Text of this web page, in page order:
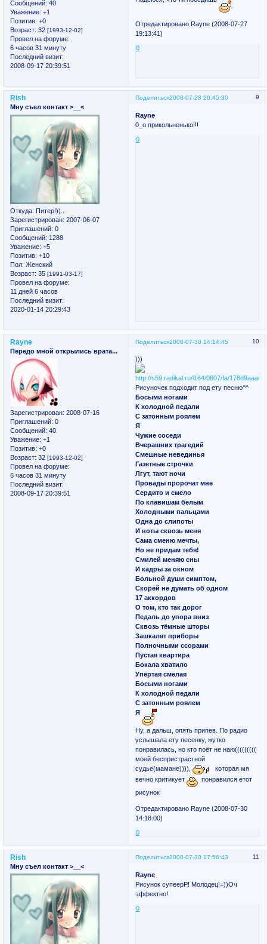
Сообщений: 40
Уважение: +1
Позитив: +0
Возраст: 32 [1993-12-02]
Провел на форуме:
6 часов 31 минуту
Последний визит:
2008-09-17 20:39:51
Отредактировано Rayne (2008-07-27
19:13:41)
0
Поделиться 9
2008-07-28 20:45:30
Rish
Мну съел контакт >__<
Откуда: Питер!))..
Зарегистрирован: 2007-06-07
Приглашений: 0
Сообщений: 1288
Уважение: +5
Позитив: +10
Пол: Женский
Возраст: 35 [1991-03-17]
Провел на форуме:
11 дней 6 часов
Последний визит:
2020-01-14 20:29:43
Rayne
0_о прикольненько!!!
0
Поделиться 10
2008-07-30 14:14:45
Rayne
Передо мной открылись врата...
Зарегистрирован: 2008-07-16
Приглашений: 0
Сообщений: 40
Уважение: +1
Позитив: +0
Возраст: 32 [1993-12-02]
Провел на форуме:
6 часов 31 минуту
Последний визит:
2008-09-17 20:39:51
)))
Рисуночек подходит под ету песню^^
Босыми ногами
К холодной педали
С затонным роялем
Я
Чужие соседи
Вчерашних трагедий
Смешные невединья
Газетные строчки
Лгут, тают ночи
Провады пророчат мне
Сердито и смело
По клавишам белым
Холодными пальцами
Одна до слипоты
И ноты сквозь меня
Сама сменю мечты,
Но не придам тебя!
Смилей меняю сны
И кадры за окном
Больной души симптом,
Скорей не думать об одном
17 аккордов
О том, кто так дорог
Педаль до упора вниз
Сквозь тёмные шторы
Зашкалят приборы
Полночными ссорами
Пустая квартира
Бокала хватило
Упёртая смелая
Босыми ногами
К холодной педали
С затонным роялем
Я
Ну, а дальш, опять припев. По радио
услышала ету песенку, жутко
понравилась, но кто поёт не наю(((((((((
моей беспристрастной
судье(мамане)))),
которая мя
вечно критикует
понравился етот
рисунок
Отредактировано Rayne (2008-07-30
14:18:00)
0
Поделиться 11
2008-07-30 17:56:43
Rish
Мну съел контакт >__<
Rayne
Рисунок супеерР! Молодец!=))Оч
эффектно!
0